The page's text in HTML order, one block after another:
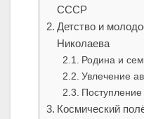
СССР
Детство и
Николаева
Родина и
Увлечение
Космический